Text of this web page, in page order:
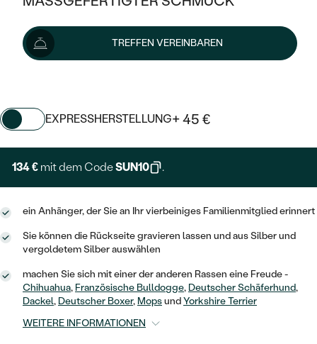
KLASSISCH
MEMOIRE
V-FORM
VINTAGE
AUSSERGEWÖHNLICHE
GEHÄMMERTE
VON HAND GRAVIERTE
MIT FÜLLUNG
MIT MEHREREN DIAMANTEN
HALO
VINTAGE
IM SET
AUSSERGEWÖHNLICH
GESTALTE EINEN RING
WÄHLE EINEN RING
DIAMANTEN ZUM EINFASSEN
AUSVERKAUF
WENN SCHMUCK HILFT
NACH TYP
RINGE
ANHÄNGER / KETTEN
ARMBÄNDER
SCHMUCKSET
HERRENSCHMUCK
PLATIN
OHRSTECKER
MINIMALISTISCHE
SOLITÄR
HERZ
KINDER
GOLD
SILBER
SOLITÄR
ZUR GEBURT EINES KINDES
PERSONALISIERT
MIT STERNZEICHEN
MINIMALISTISCH
AUSVERKAUF
GOLD
PLATIN
NACH STYL
MEMOIRE
MINIMALISTISCHE
STATEMENT
TREFFEN VEREINBAREN
149 €
EXPRESSHERSTELLUNG+ 45 €
134 € mit dem CodeSUN10 .
ein Anhänger, der Sie an Ihr vierbeiniges Familienmitglied erinnert
Sie können die Rückseite gravieren lassen und aus Silber und
vergoldetem Silber auswählen
machen Sie sich mit einer der anderen Rassen eine Freude -
Chihuahua, Französische Bulldogge, Deutscher Schäferhund,
Dackel, Deutscher Boxer, MopsundYorkshire Terrier
WEITERE INFORMATIONEN